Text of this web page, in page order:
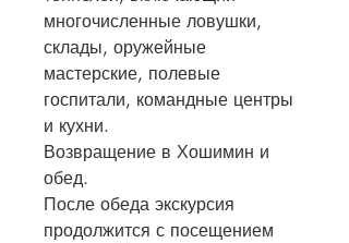
многочисленные ловушки,
склады, оружейные
мастерские, полевые
госпитали, командные центры
и кухни.
Возвращение в Хошимин и
обед.
После обеда экскурсия
продолжится с посещением